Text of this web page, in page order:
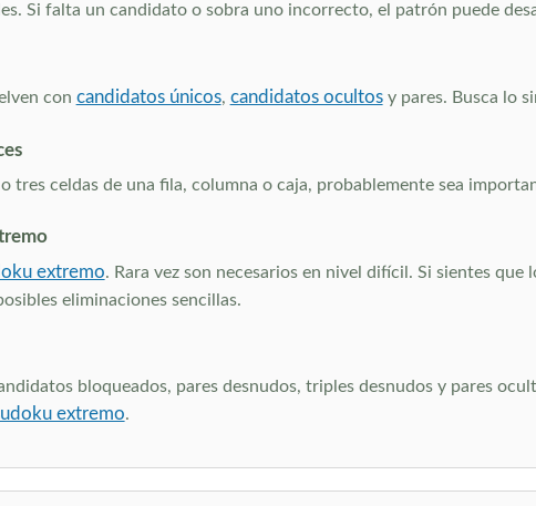
Si falta un candidato o sobra uno incorrecto, el patrón puede
con candidatos únicos, candidatos ocultosy pares. Busca lo
tres celdas de una fila, columna o caja, probablemente sea
extremo. Rara vez son necesarios en nivel difícil. Si sientes
eliminaciones sencillas.
bloqueados, pares desnudos, triples desnudos y pares
extremo.